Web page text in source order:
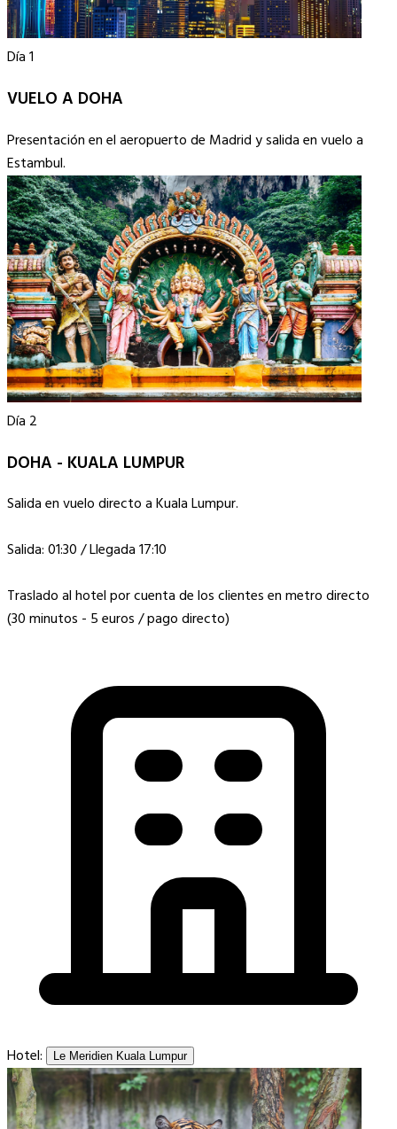
Día 1
VUELO A DOHA
Presentación en el aeropuerto de Madrid y salida en vuelo a
Estambul.
Día 2
DOHA - KUALA LUMPUR
Salida en vuelo directo a Kuala Lumpur.
Salida: 01:30 / Llegada 17:10
Traslado al hotel por cuenta de los clientes en metro directo
(30 minutos - 5 euros / pago directo)
Hotel: Le Meridien Kuala Lumpur